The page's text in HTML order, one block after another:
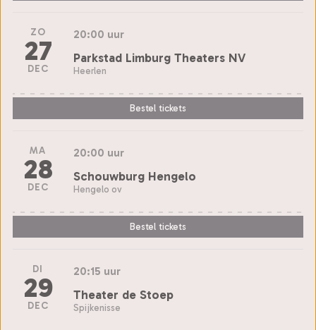
ZO
27
DEC
20:00 uur
Parkstad Limburg Theaters NV
Heerlen
Bestel tickets
MA
28
DEC
20:00 uur
Schouwburg Hengelo
Hengelo ov
Bestel tickets
DI
29
DEC
20:15 uur
Theater de Stoep
Spijkenisse